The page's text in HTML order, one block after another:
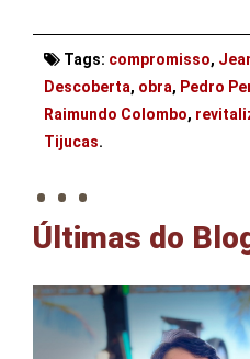
Tags: compromisso,
Descoberta, obra, Pedro
Raimundo Colombo,
Tijucas.
. . .
Últimas do